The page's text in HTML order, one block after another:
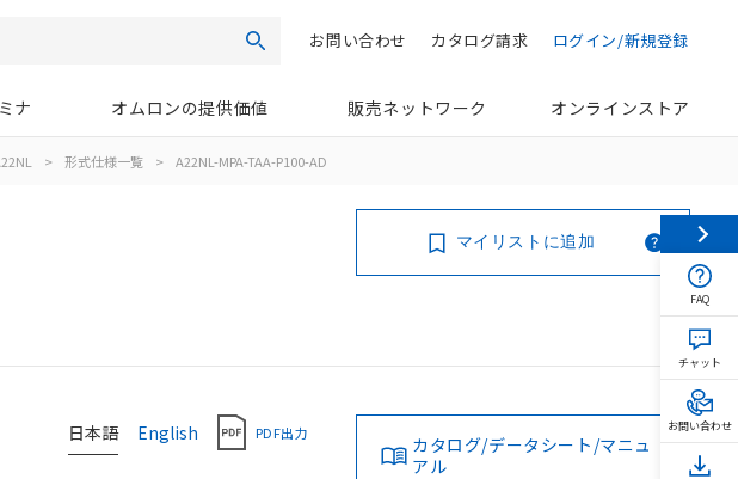
検索 ログイン/新規登録
カタログ請求
お問い合わせ
ナ オムロンの提供価値 販売ネットワーク オンラインストア
> 形式仕様一覧 > A22NL-MPA-TAA-P100-AD
マイリストに追加
日本語 English PDF出力
カタログ/データシート/マニュ
アル
FAQ
チャット
お問い合わせ